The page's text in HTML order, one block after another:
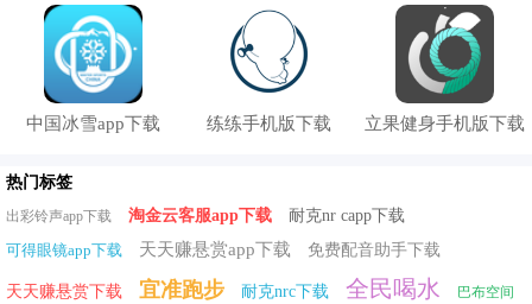
中国冰雪app下载 练练手机版下载 立果健身手机版下载
热门标签
出彩铃声app下载 淘金云客服app下载
耐克nr capp下载
可得眼镜app下载
天天赚悬赏app下载 免费配音助手下载
天天赚悬赏下载 宜准跑步 耐克nrc下载 全民喝水 巴布空间